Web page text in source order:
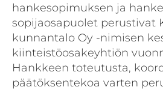
hankesopimuksen ja
sopijaosapuolet perustivat
kunnantalo Oy -nimisen
kiinteistöosakeyhtiön
Hankkeen toteutusta,
päätöksentekoa varten